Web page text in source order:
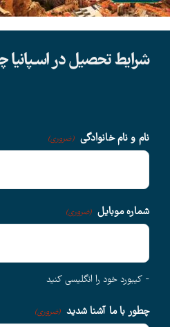
سوالات
اخبار
شرایط تحصیل در
نام و نام خانوادگی (ضروری)
شماره موبایل (ضروری)
- کیبورد خود را انگلیسی کنید
چطور با ما آشنا شدید (ضروری)